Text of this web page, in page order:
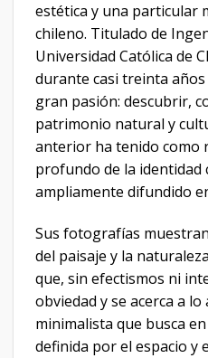
estética y una particular
chileno. Titulado de
Universidad Católica de
durante casi treinta
gran pasión: descubrir,
patrimonio natural y
anterior ha tenido como
profundo de la identidad
ampliamente difundido
Sus fotografías
del paisaje y la
que, sin efectismos ni
obviedad y se acerca a
minimalista que busca
definida por el espacio y